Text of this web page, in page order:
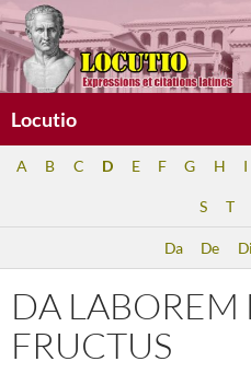
Aller
au
contenu
Locutio
A B C D E F G H I
S T
Da De Di
DA LABOREM
FRUCTUS